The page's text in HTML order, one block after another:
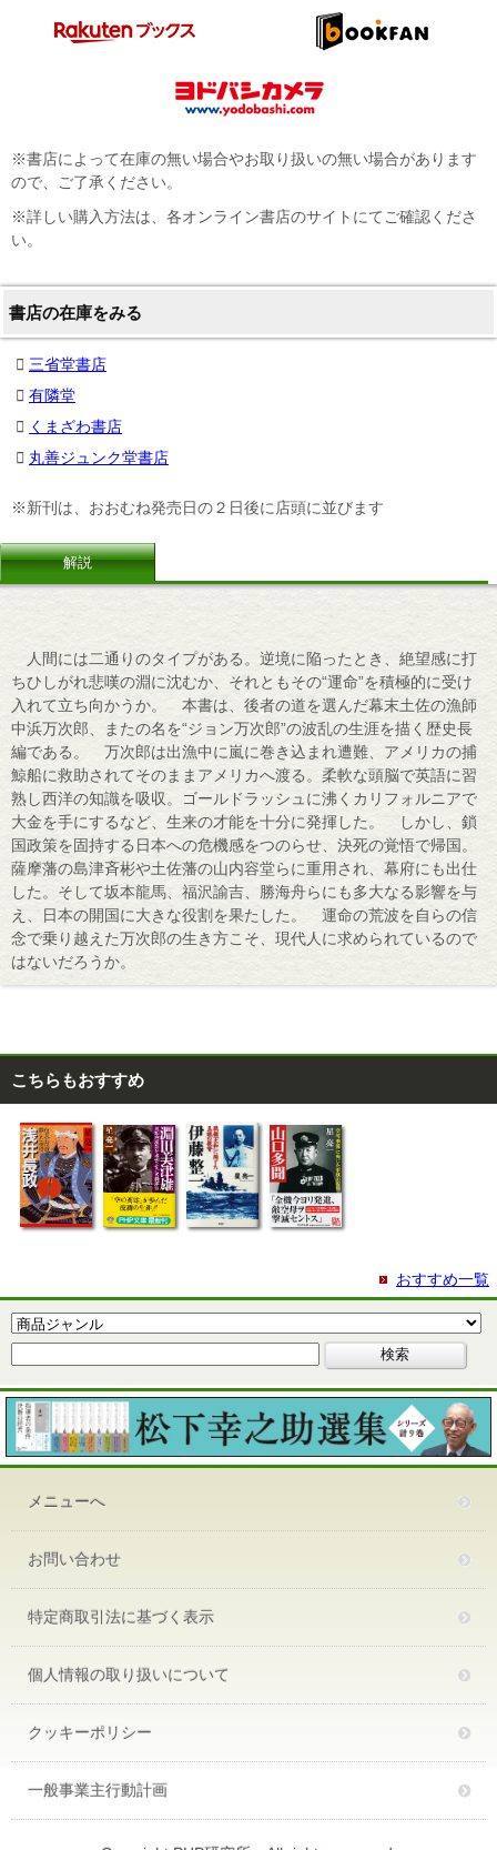
※書店によって在庫の無い場合やお取り扱いの無い場合があります
ので、ご了承ください。
※詳しい購入方法は、各オンライン書店のサイトにてご確認くださ
い。
書店の在庫をみる
三省堂書店
有隣堂
くまざわ書店
丸善ジュンク堂書店
※新刊は、おおむね発売日の２日後に店頭に並びます
解説
人間には二通りのタイプがある。逆境に陥ったとき、絶望感に打
ちひしがれ悲嘆の淵に沈むか、それともその“運命”を積極的に受け
入れて立ち向かうか。 本書は、後者の道を選んだ幕末土佐の漁師
中浜万次郎、またの名を“ジョン万次郎”の波乱の生涯を描く歴史長
編である。 万次郎は出漁中に嵐に巻き込まれ遭難、アメリカの捕
鯨船に救助されてそのままアメリカへ渡る。柔軟な頭脳で英語に習
熟し西洋の知識を吸収。ゴールドラッシュに沸くカリフォルニアで
大金を手にするなど、生来の才能を十分に発揮した。 しかし、鎖
国政策を固持する日本への危機感をつのらせ、決死の覚悟で帰国。
薩摩藩の島津斉彬や土佐藩の山内容堂らに重用され、幕府にも出仕
した。そして坂本龍馬、福沢諭吉、勝海舟らにも多大なる影響を与
え、日本の開国に大きな役割を果たした。 運命の荒波を自らの信
念で乗り越えた万次郎の生き方こそ、現代人に求められているので
はないだろうか。
こちらもおすすめ
おすすめ一覧
メニューへ
お問い合わせ
特定商取引法に基づく表示
個人情報の取り扱いについて
クッキーポリシー
一般事業主行動計画